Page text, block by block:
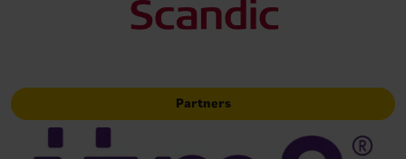
Partners